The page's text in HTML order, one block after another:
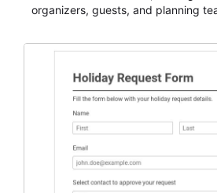
organizers, guests, and planning
and participant management. The
student enrollment, volunteer
event intake, and membership
keep responses standardized so
evaluate submissions, manage
cleaner registration records over